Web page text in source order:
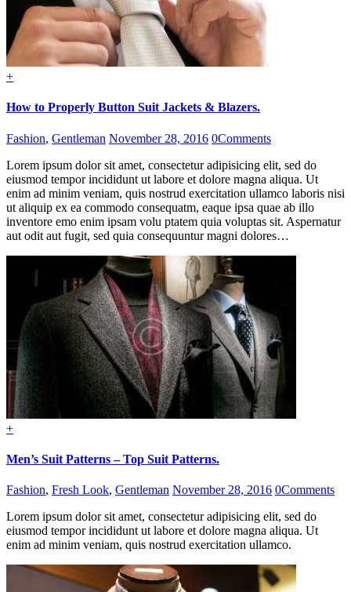
+
How to Properly Button Suit Jackets & Blazers.
Fashion, Gentleman November 28, 2016 0Comments
Lorem ipsum dolor sit amet, consectetur adipisicing elit, sed do
eiusmod tempor incididunt ut labore et dolore magna aliqua. Ut
enim ad minim veniam, quis nostrud exercitation ullamco laboris nisi
ut aliquip ex ea commodo consequatm, eaque ipsa quae ab illo
inventore emo enim ipsam volu ptatem quia voluptas sit. Aspernatur
aut odit aut fugit, sed quia consequuntur magni dolores…
+
Men’s Suit Patterns – Top Suit Patterns.
Fashion, Fresh Look, Gentleman November 28, 2016 0Comments
Lorem ipsum dolor sit amet, consectetur adipisicing elit, sed do
eiusmod tempor incididunt ut labore et dolore magna aliqua. Ut
enim ad minim veniam, quis nostrud exercitation ullamco.